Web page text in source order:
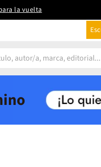
la vuelta